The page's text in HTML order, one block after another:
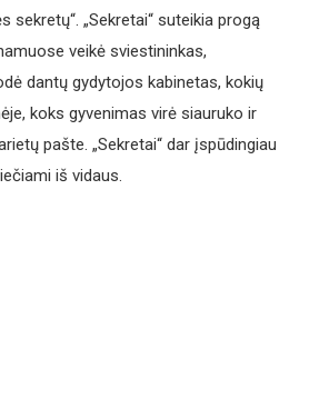
sekretų“. „Sekretai“ suteikia progą
veikė sviestininkas,
dantų gydytojos kabinetas, kokių
koks gyvenimas virė siauruko ir
pašte. „Sekretai“ dar įspūdingiau
iš vidaus.